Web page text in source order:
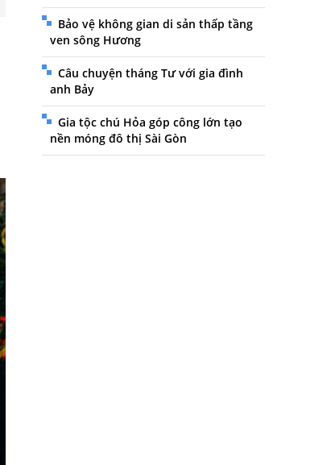
Bảo vệ không gian di sản thấp tầng
ven sông Hương
Câu chuyện tháng Tư với gia đình
anh Bảy
Gia tộc chú Hỏa góp công lớn tạo
nền móng đô thị Sài Gòn